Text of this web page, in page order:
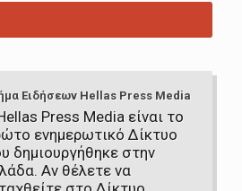
Ειδήσεων Hellas Press Media
Press Media είναι το
ενημερωτικό Δίκτυο
δημιουργήθηκε στην
Αν θέλετε να